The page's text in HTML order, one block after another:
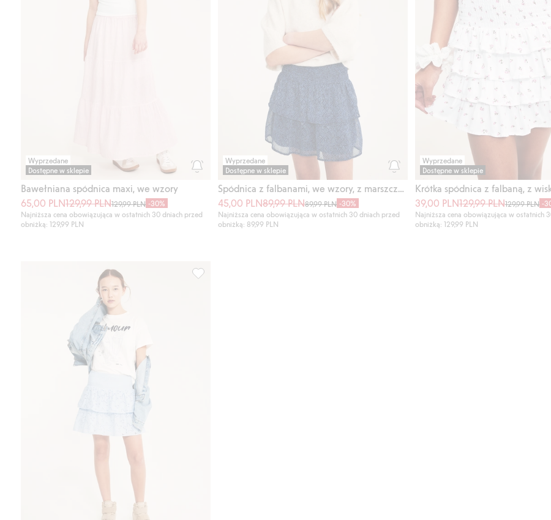
Wyprzedane
Dostępne w sklepie
Bawełniana spódnica maxi, we wzory
65,00 PLN129,99 PLN129,99 PLN -30%
Najniższa cena obowiązująca w ostatnich 30 dniach przed
obniżką: 129,99 PLN
Wyprzedane
Dostępne w sklepie
Spódnica z falbanami, we wzory, z marszczeniem
45,00 PLN89,99 PLN89,99 PLN -30%
Najniższa cena obowiązująca w ostatnich 30 dniach przed
obniżką: 89,99 PLN
Wyprzedane
Dostępne w sklepie
Krótka spódnica z falbaną, z
39,00 PLN129,99 PLN129,99 PLN -
Najniższa cena obowiązująca w ostatnich
obniżką: 129,99 PLN